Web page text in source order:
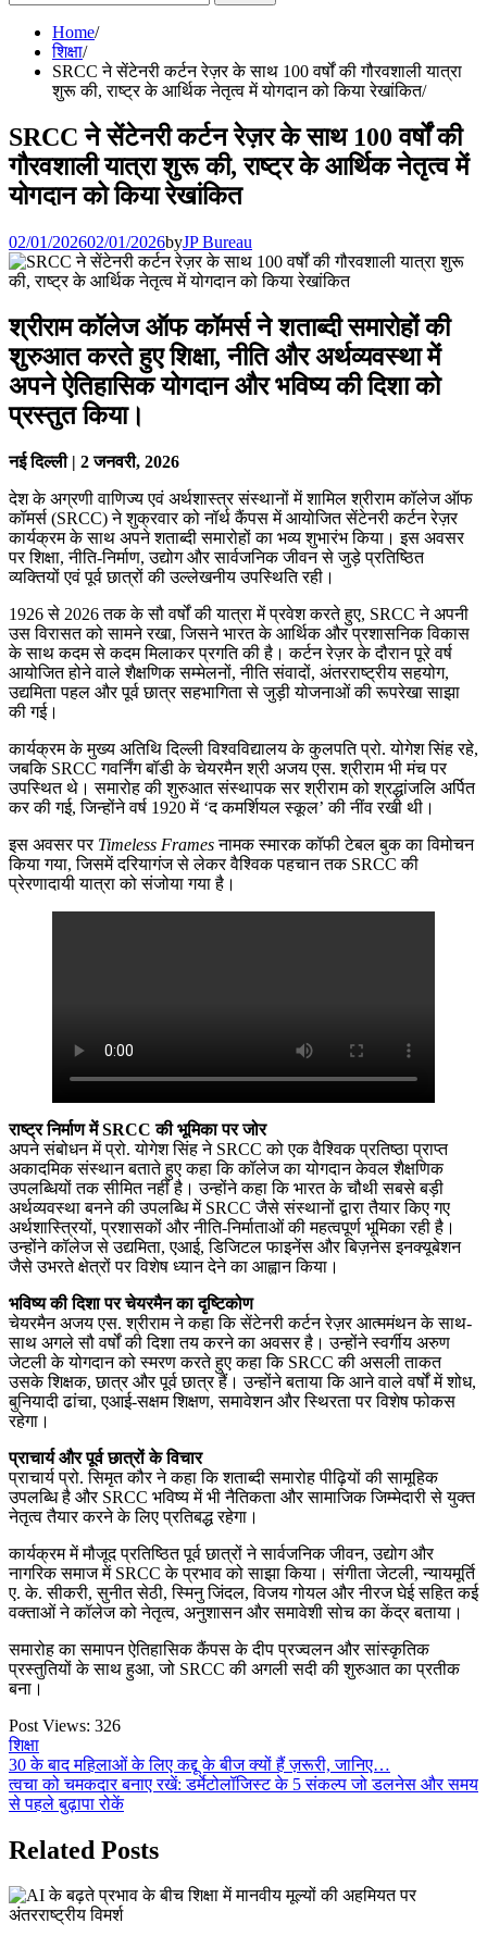
for:
Home
शिक्षा
SRCC ने सेंटेनरी कर्टन रेज़र के साथ 100 वर्षों की गौरवशाली यात्रा
शुरू की, राष्ट्र के आर्थिक नेतृत्व में योगदान को किया रेखांकित
SRCC ने सेंटेनरी कर्टन रेज़र के साथ 100 वर्षों की
गौरवशाली यात्रा शुरू की, राष्ट्र के आर्थिक नेतृत्व में
योगदान को किया रेखांकित
02/01/202602/01/2026byJP Bureau
श्रीराम कॉलेज ऑफ कॉमर्स ने शताब्दी समारोहों की
शुरुआत करते हुए शिक्षा, नीति और अर्थव्यवस्था में
अपने ऐतिहासिक योगदान और भविष्य की दिशा को
प्रस्तुत किया।
नई दिल्ली | 2 जनवरी, 2026
देश के अग्रणी वाणिज्य एवं अर्थशास्त्र संस्थानों में शामिल श्रीराम कॉलेज ऑफ
कॉमर्स (SRCC) ने शुक्रवार को नॉर्थ कैंपस में आयोजित सेंटेनरी कर्टन रेज़र
कार्यक्रम के साथ अपने शताब्दी समारोहों का भव्य शुभारंभ किया। इस अवसर
पर शिक्षा, नीति-निर्माण, उद्योग और सार्वजनिक जीवन से जुड़े प्रतिष्ठित
व्यक्तियों एवं पूर्व छात्रों की उल्लेखनीय उपस्थिति रही।
1926 से 2026 तक के सौ वर्षों की यात्रा में प्रवेश करते हुए, SRCC ने अपनी
उस विरासत को सामने रखा, जिसने भारत के आर्थिक और प्रशासनिक विकास
के साथ कदम से कदम मिलाकर प्रगति की है। कर्टन रेज़र के दौरान पूरे वर्ष
आयोजित होने वाले शैक्षणिक सम्मेलनों, नीति संवादों, अंतरराष्ट्रीय सहयोग,
उद्यमिता पहल और पूर्व छात्र सहभागिता से जुड़ी योजनाओं की रूपरेखा साझा
की गई।
कार्यक्रम के मुख्य अतिथि दिल्ली विश्वविद्यालय के कुलपति प्रो. योगेश सिंह रहे,
जबकि SRCC गवर्निंग बॉडी के चेयरमैन श्री अजय एस. श्रीराम भी मंच पर
उपस्थित थे। समारोह की शुरुआत संस्थापक सर श्रीराम को श्रद्धांजलि अर्पित
कर की गई, जिन्होंने वर्ष 1920 में ‘द कमर्शियल स्कूल’ की नींव रखी थी।
इस अवसर पर Timeless Framesनामक स्मारक कॉफी टेबल बुक का विमोचन
किया गया, जिसमें दरियागंज से लेकर वैश्विक पहचान तक SRCC की
प्रेरणादायी यात्रा को संजोया गया है।
राष्ट्र निर्माण में SRCC की भूमिका पर जोर
अपने संबोधन में प्रो. योगेश सिंह ने SRCC को एक वैश्विक प्रतिष्ठा प्राप्त
अकादमिक संस्थान बताते हुए कहा कि कॉलेज का योगदान केवल शैक्षणिक
उपलब्धियों तक सीमित नहीं है। उन्होंने कहा कि भारत के चौथी सबसे बड़ी
अर्थव्यवस्था बनने की उपलब्धि में SRCC जैसे संस्थानों द्वारा तैयार किए गए
अर्थशास्त्रियों, प्रशासकों और नीति-निर्माताओं की महत्वपूर्ण भूमिका रही है।
उन्होंने कॉलेज से उद्यमिता, एआई, डिजिटल फाइनेंस और बिज़नेस इनक्यूबेशन
जैसे उभरते क्षेत्रों पर विशेष ध्यान देने का आह्वान किया।
भविष्य की दिशा पर चेयरमैन का दृष्टिकोण
चेयरमैन अजय एस. श्रीराम ने कहा कि सेंटेनरी कर्टन रेज़र आत्ममंथन के साथ-
साथ अगले सौ वर्षों की दिशा तय करने का अवसर है। उन्होंने स्वर्गीय अरुण
जेटली के योगदान को स्मरण करते हुए कहा कि SRCC की असली ताकत
उसके शिक्षक, छात्र और पूर्व छात्र हैं। उन्होंने बताया कि आने वाले वर्षों में शोध,
बुनियादी ढांचा, एआई-सक्षम शिक्षण, समावेशन और स्थिरता पर विशेष फोकस
रहेगा।
प्राचार्य और पूर्व छात्रों के विचार
प्राचार्य प्रो. सिमृत कौर ने कहा कि शताब्दी समारोह पीढ़ियों की सामूहिक
उपलब्धि है और SRCC भविष्य में भी नैतिकता और सामाजिक जिम्मेदारी से युक्त
नेतृत्व तैयार करने के लिए प्रतिबद्ध रहेगा।
कार्यक्रम में मौजूद प्रतिष्ठित पूर्व छात्रों ने सार्वजनिक जीवन, उद्योग और
नागरिक समाज में SRCC के प्रभाव को साझा किया। संगीता जेटली, न्यायमूर्ति
ए. के. सीकरी, सुनीत सेठी, स्मिनु जिंदल, विजय गोयल और नीरज घेई सहित कई
वक्ताओं ने कॉलेज को नेतृत्व, अनुशासन और समावेशी सोच का केंद्र बताया।
समारोह का समापन ऐतिहासिक कैंपस के दीप प्रज्वलन और सांस्कृतिक
प्रस्तुतियों के साथ हुआ, जो SRCC की अगली सदी की शुरुआत का प्रतीक
बना।
Post Views: 326
शिक्षा
Post
navigation
30 के बाद महिलाओं के लिए कद्दू के बीज क्यों हैं ज़रूरी, जानिए…
त्वचा को चमकदार बनाए रखें: डर्मेटोलॉजिस्ट के 5 संकल्प जो डलनेस और समय
से पहले बुढ़ापा रोकें
Related Posts